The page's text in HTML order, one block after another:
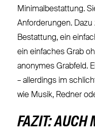
Minimalbestattung.
Anforderungen.
Bestattung, ein
ein einfaches Grab
anonymes Grabfeld.
– allerdings im
wie Musik, Redner
FAZIT: AUCH